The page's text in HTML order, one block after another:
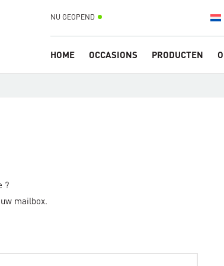
NU GEOPEND
HOME OCCASIONS PRODUCTEN
?
mailbox.